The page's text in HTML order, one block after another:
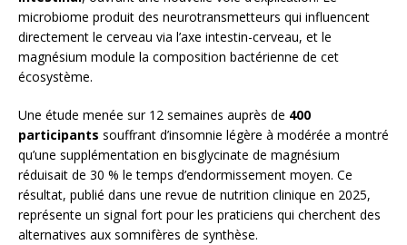
microbiome produit des neurotransmetteurs qui influencent
directement le cerveau via l’axe intestin-cerveau, et le
magnésium module la composition bactérienne de cet
écosystème.
Une étude menée sur 12 semaines auprès de 400
participants souffrant d’insomnie légère à modérée a montré
qu’une supplémentation en bisglycinate de magnésium
réduisait de 30 % le temps d’endormissement moyen. Ce
résultat, publié dans une revue de nutrition clinique en 2025,
représente un signal fort pour les praticiens qui cherchent des
alternatives aux somnifères de synthèse.